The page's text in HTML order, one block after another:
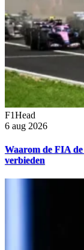
F1Head
6 aug 2026
Waarom de FIA
verbieden